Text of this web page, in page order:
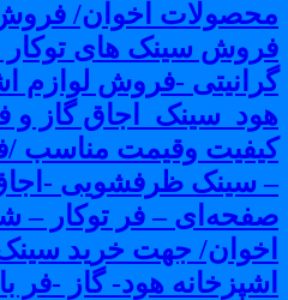
اخوان/ فروش
سینک های توکار
-فروش لوازم
گاز و
وقیمت مناسب /
سینک ظرفشویی -اجاق
– فر توکار –
جهت خرید سینک
هود- گاز -فر با